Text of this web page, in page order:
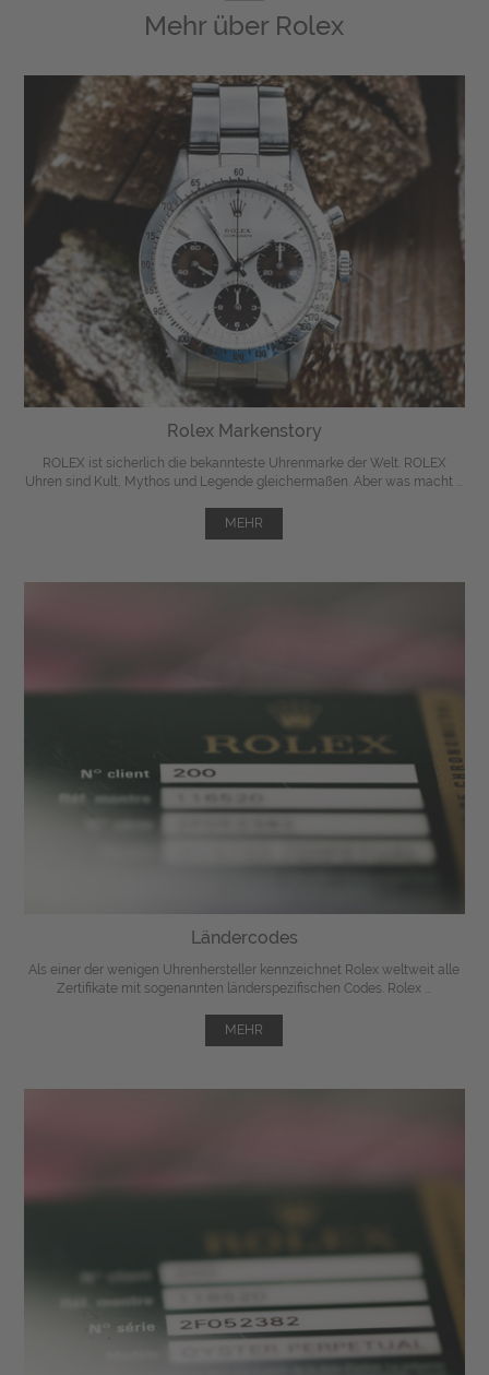
Mehr über Rolex
Rolex Markenstory
ROLEX ist sicherlich die bekannteste Uhrenmarke der Welt. ROLEX
Uhren sind Kult, Mythos und Legende gleichermaßen. Aber was macht ...
MEHR
Ländercodes
Als einer der wenigen Uhrenhersteller kennzeichnet Rolex weltweit alle
Zertifikate mit sogenannten länderspezifischen Codes. Rolex ...
MEHR